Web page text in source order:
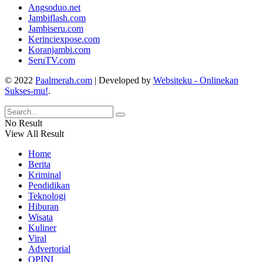
Angsoduo.net
Jambiflash.com
Jambiseru.com
Kerinciexpose.com
Koranjambi.com
SeruTV.com
© 2022 Paalmerah.com | Developed by Websiteku - Onlinekan
Sukses-mu!.
No Result
View All Result
Home
Berita
Kriminal
Pendidikan
Teknologi
Hiburan
Wisata
Kuliner
Viral
Advertorial
OPINI